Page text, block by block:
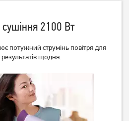
Фен Philips 3000
1 499
1 149 грн
2100 Вт
потужний струмінь повітря для
щодня.